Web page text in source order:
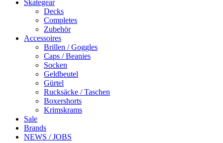
Skategear
Decks
Completes
Zubehör
Accessoires
Brillen / Goggles
Caps / Beanies
Socken
Geldbeutel
Gürtel
Rucksäcke / Taschen
Boxershorts
Krimskrams
Sale
Brands
NEWS / JOBS